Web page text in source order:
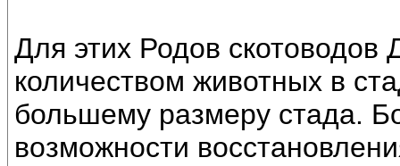
Для этих Родов скотоводов
количеством животных в
большему размеру стада.
возможности